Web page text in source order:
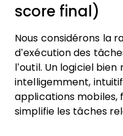
score final)
Nous considérons la
d’exécution des
l’outil. Un logiciel
intelligemment,
applications mobiles,
simplifie les tâches